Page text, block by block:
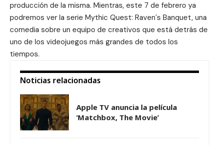
producción de la misma. Mientras, este 7 de febrero ya
podremos ver la serie Mythic Quest: Raven´s Banquet, una
comedia sobre un equipo de creativos que está detrás de
uno de los videojuegos más grandes de todos los
tiempos.
Noticias relacionadas
Apple TV anuncia la película
‘Matchbox, The Movie’